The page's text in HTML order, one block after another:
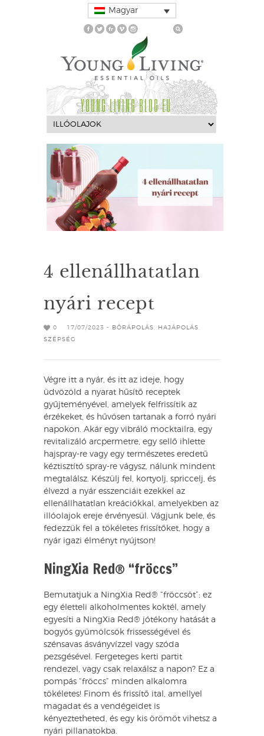
Magyar
YOUNG LIVING BLOG EU
4 ellenállhatatlan
nyári recept
0 17/07/2023 - BŐRÁPOLÁS HAJÁPOLÁS
SZÉPSÉG
Végre itt a nyár, és itt az ideje, hogy
üdvözöld a nyarat hűsítő receptek
gyűjteményével, amelyek felfrissítik az
érzékeket, és hűvösen tartanak a forró nyári
napokon. Akár egy vibráló mocktailra, egy
revitalizáló arcpermetre, egy sellő ihlette
hajspray-re vagy egy természetes eredetű
kéztisztító spray-re vágysz, nálunk mindent
megtalálsz. Készülj fel, kortyolj, spriccelj, és
élvezd a nyár esszenciáit ezekkel az
ellenállhatatlan kreációkkal, amelyekben az
illóolajok ereje érvényesül. Vágjunk bele, és
fedezzük fel a tökéletes frissítőket, hogy a
nyár igazi élményt nyújtson!
NingXia Red® “fröccs”
Bemutatjuk a NingXia Red® “fröccsöt”: ez
egy életteli alkoholmentes koktél, amely
egyesíti a NingXia Red® jótékony hatását a
bogyós gyümölcsök frissességével és
szénsavas ásványvízzel vagy szóda
pezsgésével. Fergeteges kerti partit
rendezel, vagy csak relaxálsz a napon? Ez a
pompás “fröccs” minden alkalomra
tökéletes! Finom és frissítő ital, amellyel
magadat és a vendégeidet is
kényeztetheted, és egy kis örömöt vihetsz a
nyári pillanatokba.